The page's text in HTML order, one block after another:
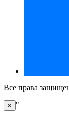
Все права
× "